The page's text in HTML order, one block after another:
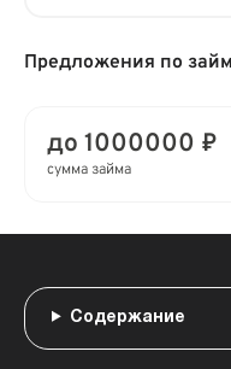
Предложения по
до 1000000 ₽
сумма займа
Содержание